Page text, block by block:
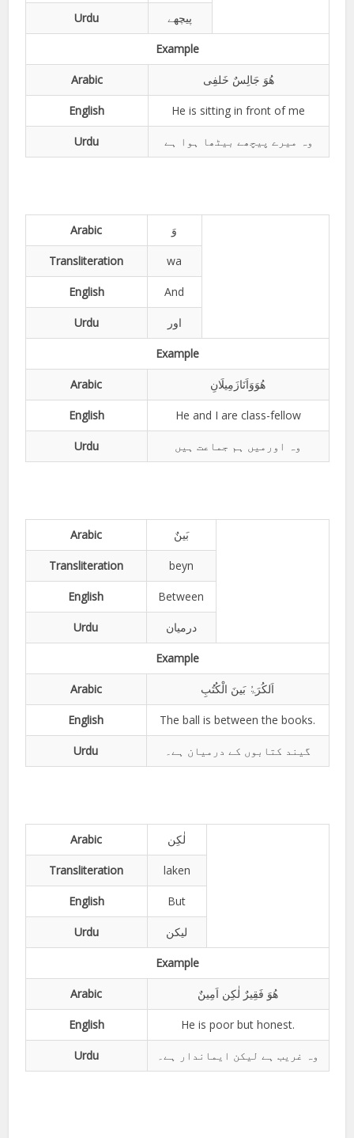
Urdu پیچھے
Example
Arabic ھُوَ جَالِسٌ خَلفِی
English He is sitting in front of me
Urdu وہ میرے پیچھے بیٹھا ہوا ہے
Arabic وَ
Transliteration wa
English And
Urdu اور
Example
Arabic ھُوَوَاَنَازَمِیلَانِ
English He and I are class-fellow
Urdu وہ اورمیں ہم جماعت ہیں
Arabic بَینٌ
Transliteration beyn
English Between
Urdu درمیان
Example
Arabic اَلکُرَۃُ بَینَ الْکُتُبِ
English The ball is between the books.
Urdu گیند کتابوں کے درمیان ہے۔
Arabic لٰکِن
Transliteration laken
English But
Urdu لیکن
Example
Arabic ھُوَ فَقِیرٌ لٰکِن اَمِینٌ
English He is poor but honest.
Urdu وہ غریب ہے لیکن ایماندار ہے۔